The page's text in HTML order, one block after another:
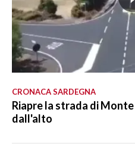
CRONACA SARDEGNA
Riapre la strada di Monte
dall'alto